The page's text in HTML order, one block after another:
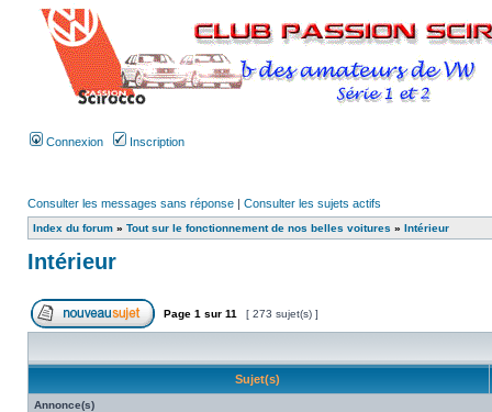
Connexion Inscription
Consulter les messages sans réponse | Consulter les sujets actifs
Index du forum » Tout sur le fonctionnement de nos belles voitures » Intérieur
Intérieur
Page 1 sur 11 [ 273 sujet(s) ]
Sujet(s)
Annonce(s)